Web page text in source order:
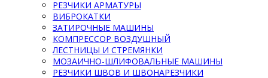
РЕЗЧИКИ АРМАТУРЫ
ВИБРОКАТКИ
ЗАТИРОЧНЫЕ МАШИНЫ
КОМПРЕССОР ВОЗДУШНЫЙ
ЛЕСТНИЦЫ И СТРЕМЯНКИ
МОЗАИЧНО-ШЛИФОВАЛЬНЫЕ МАШИНЫ
РЕЗЧИКИ ШВОВ И ШВОНАРЕЗЧИКИ